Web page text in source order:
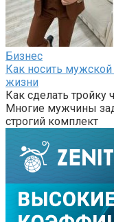
Бизнес
Как носить
жизни
Как сделать тройку
Многие мужчины
строгий комплект